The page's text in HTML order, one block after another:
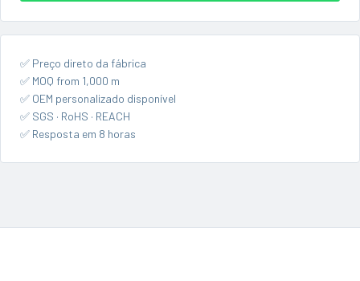
✅ Preço direto da fábrica
✅ MOQ from 1,000 m
✅ OEM personalizado disponível
✅ SGS · RoHS · REACH
✅ Resposta em 8 horas